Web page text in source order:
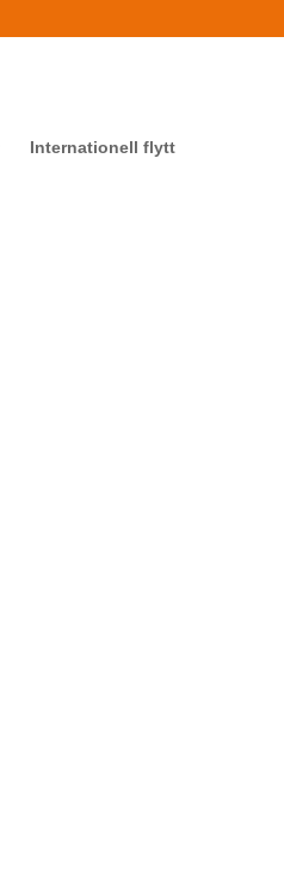
Internationell flytt